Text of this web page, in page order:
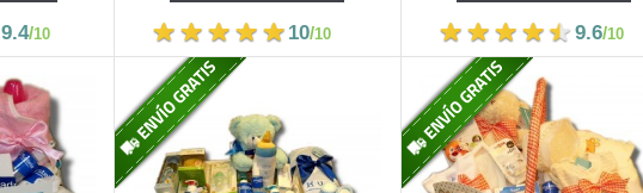
9.4/10 10/10 9.6/10